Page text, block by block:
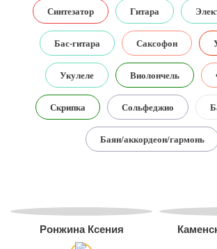
Синтезатор Гитара
Бас-гитара Саксофон
Укулеле Виолончель
Скрипка Сольфеджио
Баян/аккордеон/гармонь
Ронжина Ксения